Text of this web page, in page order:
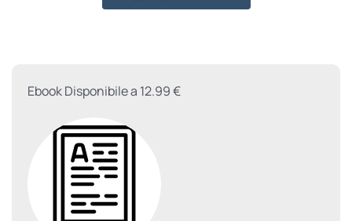
Ebook Disponibile a 12.99 €